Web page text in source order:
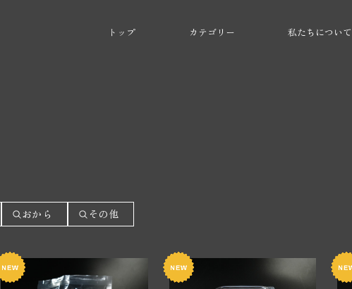
トップ カテゴリー 私たちについて
おから その他